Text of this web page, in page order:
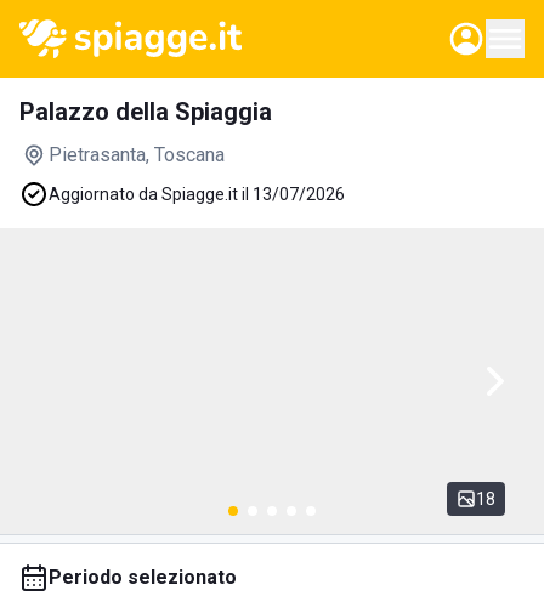
Palazzo della Spiaggia
Pietrasanta, Toscana
Aggiornato da Spiagge.it il 13/07/2026
18
Periodo selezionato